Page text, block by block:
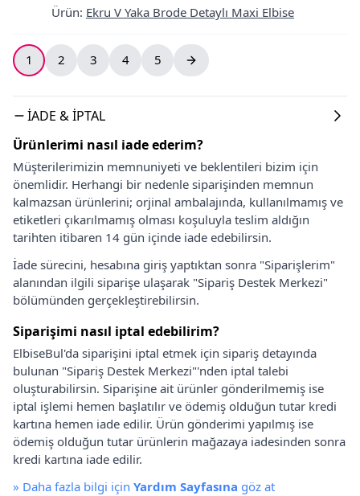
Ürün: Ekru V Yaka Brode Detaylı Maxi Elbise
1 2 3 4 5
İADE & İPTAL
Ürünlerimi nasıl iade ederim?
Müşterilerimizin memnuniyeti ve beklentileri bizim için
önemlidir. Herhangi bir nedenle siparişinden memnun
kalmazsan ürünlerini; orjinal ambalajında, kullanılmamış ve
etiketleri çıkarılmamış olması koşuluyla teslim aldığın
tarihten itibaren 14 gün içinde iade edebilirsin.
İade sürecini, hesabına giriş yaptıktan sonra "Siparişlerim"
alanından ilgili siparişe ulaşarak "Sipariş Destek Merkezi"
bölümünden gerçekleştirebilirsin.
Siparişimi nasıl iptal edebilirim?
ElbiseBul'da siparişini iptal etmek için sipariş detayında
bulunan "Sipariş Destek Merkezi"'nden iptal talebi
oluşturabilirsin. Siparişine ait ürünler gönderilmemiş ise
iptal işlemi hemen başlatılır ve ödemiş olduğun tutar kredi
kartına hemen iade edilir. Ürün gönderimi yapılmış ise
ödemiş olduğun tutar ürünlerin mağazaya iadesinden sonra
kredi kartına iade edilir.
» Daha fazla bilgi için Yardım Sayfasına göz at